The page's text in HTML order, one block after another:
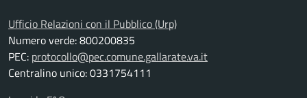
Ufficio Relazioni con il Pubblico (Urp)
Numero verde: 800200835
PEC: protocollo@pec.comune.gallarate.va.it
Centralino unico: 0331754111